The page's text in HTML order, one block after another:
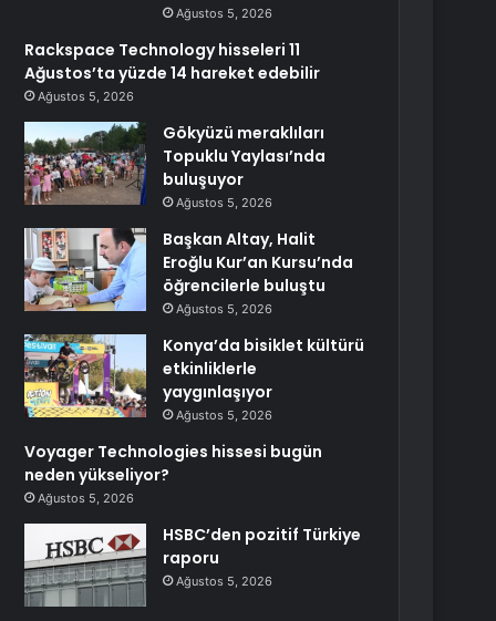
Ağustos 5, 2026
Rackspace Technology hisseleri 11
Ağustos’ta yüzde 14 hareket edebilir
Ağustos 5, 2026
Gökyüzü meraklıları
Topuklu Yaylası’nda
buluşuyor
Ağustos 5, 2026
Başkan Altay, Halit
Eroğlu Kur’an Kursu’nda
öğrencilerle buluştu
Ağustos 5, 2026
Konya’da bisiklet kültürü
etkinliklerle
yaygınlaşıyor
Ağustos 5, 2026
Voyager Technologies hissesi bugün
neden yükseliyor?
Ağustos 5, 2026
HSBC’den pozitif Türkiye
raporu
Ağustos 5, 2026